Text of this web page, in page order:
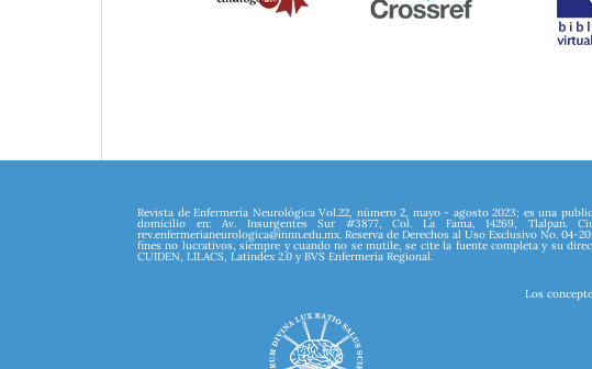
Revista de Enfermería Neurológica Vol.22, número 2, mayo - agosto 2023; es una
domicilio en: Av. Insurgentes Sur #3877, Col. La Fama, 14269, Tlalpan.
rev.enfermerianeurologica@innn.edu.mx. Reserva de Derechos al Uso Exclusivo No.
fines no lucrativos, siempre y cuando no se mutile, se cite la fuente completa y su
CUIDEN, LILACS, Latindex 2.0 y BVS Enfermería Regional.
Los